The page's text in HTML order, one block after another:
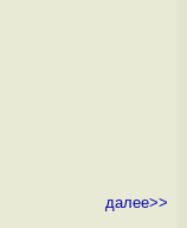
далее>>